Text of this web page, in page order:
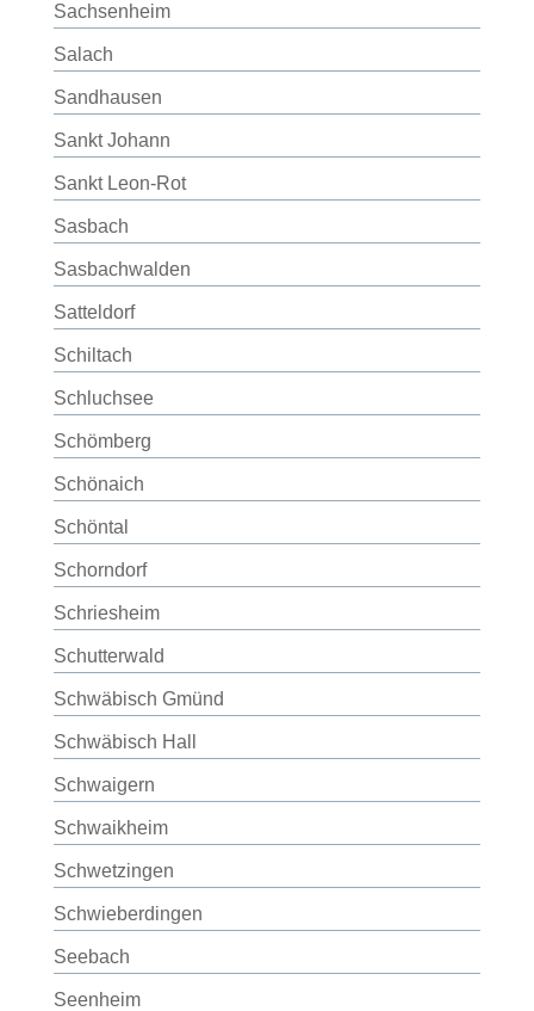
Sachsenheim
Salach
Sandhausen
Sankt Johann
Sankt Leon-Rot
Sasbach
Sasbachwalden
Satteldorf
Schiltach
Schluchsee
Schömberg
Schönaich
Schöntal
Schorndorf
Schriesheim
Schutterwald
Schwäbisch Gmünd
Schwäbisch Hall
Schwaigern
Schwaikheim
Schwetzingen
Schwieberdingen
Seebach
Seenheim